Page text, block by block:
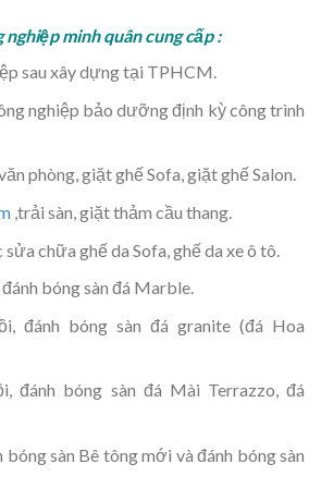
nghiệp minh quân cung cấp :
sau xây dựng tại TPHCM.
nghiệp bảo dưỡng định kỳ công trình
phòng, giặt ghế Sofa, giặt ghế Salon.
,trải sàn, giặt thảm cầu thang.
chữa ghế da Sofa, ghế da xe ô tô.
bóng sàn đá Marble.
đánh bóng sàn đá granite (đá Hoa
đánh bóng sàn đá Mài Terrazzo, đá
bóng sàn Bê tông mới và đánh bóng sàn